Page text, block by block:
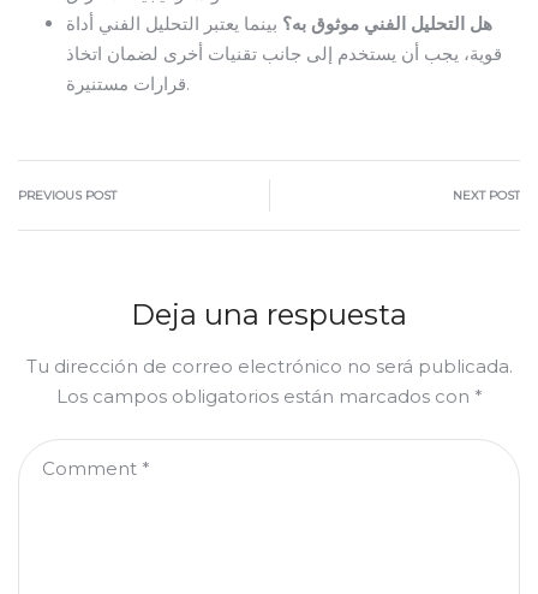
هل التحليل الفني موثوق به؟ بينما يعتبر التحليل الفني أداة
قوية، يجب أن يستخدم إلى جانب تقنيات أخرى لضمان اتخاذ
قرارات مستنيرة.
PREVIOUS POST NEXT POST
Deja una respuesta
Tu dirección de correo electrónico no será publicada.
Los campos obligatorios están marcados con *
Comment *